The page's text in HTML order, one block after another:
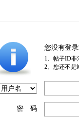
您没有登
1、帖子ID非
2、您还不是
密 码